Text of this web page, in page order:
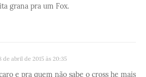
grana pra um Fox.
de abril de 2015 às 20:35
e pra quem não sabe o cross he mais